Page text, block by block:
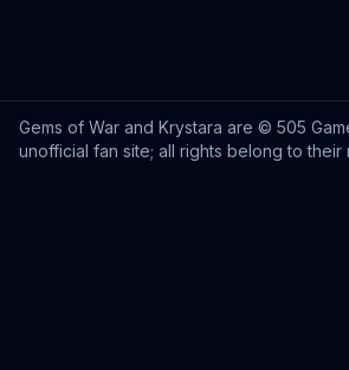
Gems of War and Krystara are © 505
unofficial fan site; all rights belong to